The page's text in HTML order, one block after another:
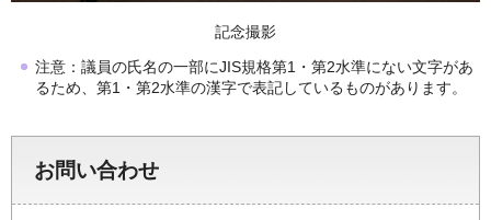
記念撮影
注意：議員の氏名の一部にJIS規格第1・第2水準にない文字があ
るため、第1・第2水準の漢字で表記しているものがあります。
お問い合わせ